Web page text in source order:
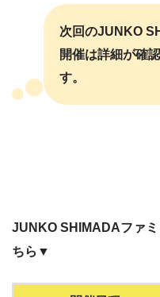
次回のJUNKO
開催は詳細が確
す。
JUNKO SHIMADAファ
ちら▼